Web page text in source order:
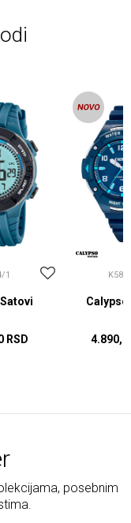
1
RSD
posebnim